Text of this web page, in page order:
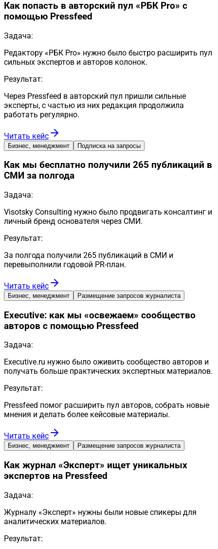
Как попасть в авторский пул «РБК Pro» с
помощью Pressfeed
Задача:
Редактору «РБК Pro» нужно было быстро расширить пул
сильных экспертов и авторов колонок.
Результат:
Через Pressfeed в авторский пул пришли сильные
эксперты, с частью из них редакция продолжила
работать регулярно.
Читать кейс
Бизнес, менеджмент Подписка на запросы
Как мы бесплатно получили 265 публикаций в
СМИ за полгода
Задача:
Visotsky Consulting нужно было продвигать консалтинг и
личный бренд основателя через СМИ.
Результат:
За полгода получили 265 публикаций в СМИ и
перевыполнили годовой PR-план.
Читать кейс
Бизнес, менеджмент Размещение запросов журналиста
Executive: как мы «освежаем» сообщество
авторов с помощью Pressfeed
Задача:
Executive.ru нужно было оживить сообщество авторов и
получать больше практических экспертных материалов.
Результат:
Pressfeed помог расширить пул авторов, собрать новые
мнения и делать более кейсовые материалы.
Читать кейс
Бизнес, менеджмент Размещение запросов журналиста
Как журнал «Эксперт» ищет уникальных
экспертов на Pressfeed
Задача:
Журналу «Эксперт» нужны были новые спикеры для
аналитических материалов.
Результат: